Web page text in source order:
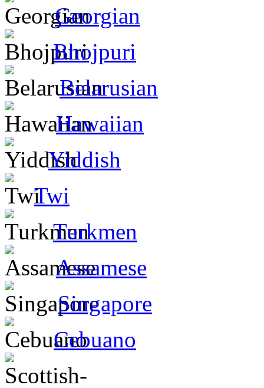
Georgian
Bhojpuri
Belarusian
Hawaiian
Yiddish
Twi
Turkmen
Assamese
Singapore
Cebuano